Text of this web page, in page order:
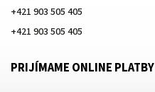
+421 903 505 405
+421 903 505 405
PRIJÍMAME ONLINE PLATBY